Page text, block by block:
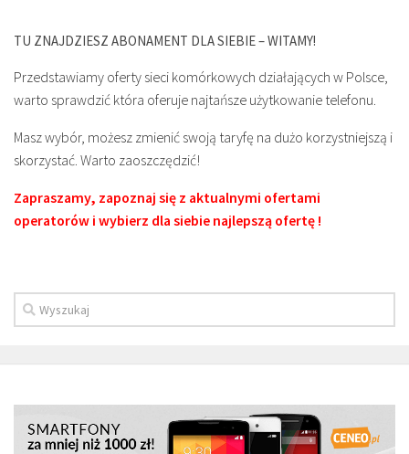
TU ZNAJDZIESZ ABONAMENT DLA SIEBIE – WITAMY!
Przedstawiamy oferty sieci komórkowych działających w Polsce,
warto sprawdzić która oferuje najtańsze użytkowanie telefonu.
Masz wybór, możesz zmienić swoją taryfę na dużo korzystniejszą i
skorzystać. Warto zaoszczędzić!
Zapraszamy, zapoznaj się z aktualnymi ofertami
operatorów i wybierz dla siebie najlepszą ofertę !